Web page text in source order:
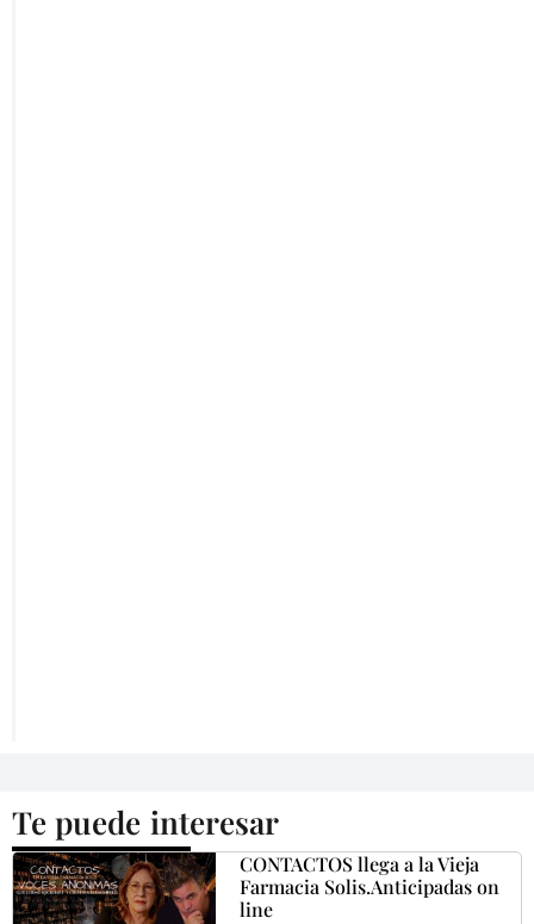
Te puede interesar
CONTACTOS llega a la Vieja
Farmacia Solis.Anticipadas on
line